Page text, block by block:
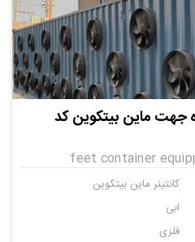
شده جهت ماین بیتکوین کد
کانتینر ماین بیتکوین
ابی
فلزی